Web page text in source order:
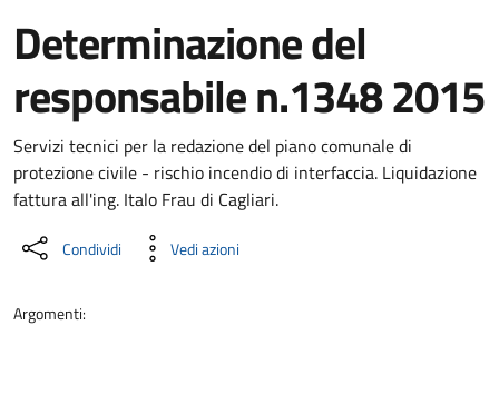
Determinazione del
responsabile n.1348 2015
Dettaglio del documento
Servizi tecnici per la redazione del piano comunale di
protezione civile - rischio incendio di interfaccia. Liquidazione
fattura all'ing. Italo Frau di Cagliari.
Condividi Vedi azioni
Argomenti: